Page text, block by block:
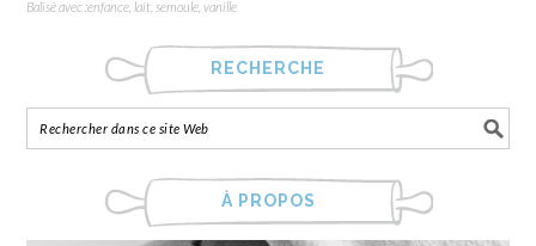
Balisé avec :enfance lait semoule ,vanille
RECHERCHE
À PROPOS